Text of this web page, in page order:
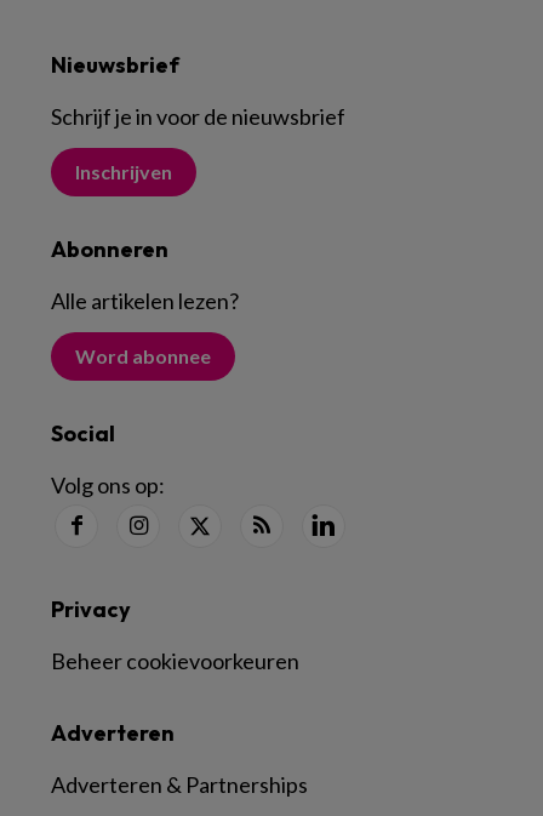
Nieuwsbrief
Schrijf je in voor de nieuwsbrief
Inschrijven
Abonneren
Alle artikelen lezen?
Word abonnee
Social
Volg ons op:
Adverteren
Adverteren & Partnerships
Privacy
Beheer cookievoorkeuren